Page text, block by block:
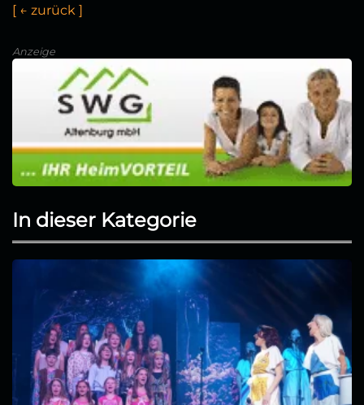
[ ← zurück ]
Anzeige
In dieser Kategorie